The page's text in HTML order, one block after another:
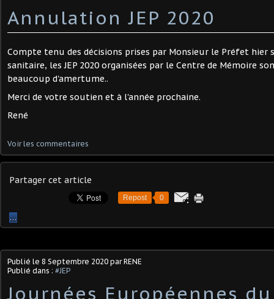
Annulation JEP 2020
Compte tenu des décisions prises par Monsieur le Préfet hier
sanitaire, les JEP 2020 organisées par le Centre de Mémoire
beaucoup d'amertume..
Merci de votre soutien et à l'année prochaine.
René
Voir les commentaires
Partager cet article
Repost 0
…
Publié le 8 Septembre 2020 par RENE
Publié dans : #JEP
Journées Européennes du